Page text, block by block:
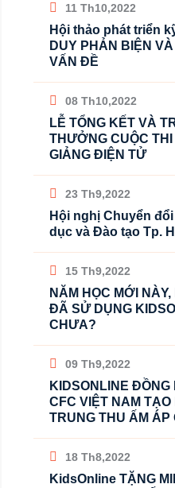
11 Th10,2022
Hội thảo phát triển
DUY PHẢN BIỆN
VẤN ĐỀ
08 Th10,2022
LỄ TỔNG KẾT VÀ
THƯỞNG CUỘC THI
GIẢNG ĐIỆN TỬ
23 Th9,2022
Hội nghị Chuyển
dục và Đào tạo Tp.
15 Th9,2022
NĂM HỌC MỚI
ĐÃ SỬ DỤNG
CHƯA?
09 Th9,2022
KIDSONLINE ĐỒNG
CFC VIỆT NAM TẠO
TRUNG THU ẤM ÁP
18 Th8,2022
KidsOnline TẶNG